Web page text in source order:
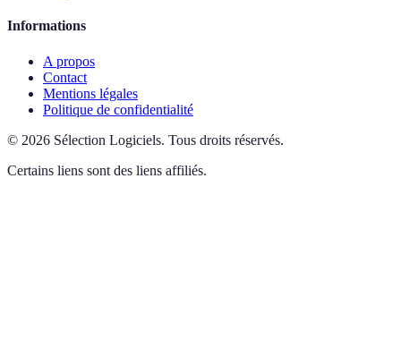
Informations
A propos
Contact
Mentions légales
Politique de confidentialité
© 2026 Sélection Logiciels. Tous droits réservés.
Certains liens sont des liens affiliés.